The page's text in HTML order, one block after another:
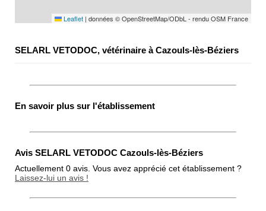
Leaflet | données © OpenStreetMap/ODbL - rendu OSM France
SELARL VETODOC, vétérinaire à Cazouls-lès-Béziers
En savoir plus sur l'établissement
Avis SELARL VETODOC Cazouls-lès-Béziers
Actuellement 0 avis. Vous avez apprécié cet établissement ?
Laissez-lui un avis !